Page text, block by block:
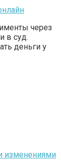
через
в суд.
деньги у
изменениями